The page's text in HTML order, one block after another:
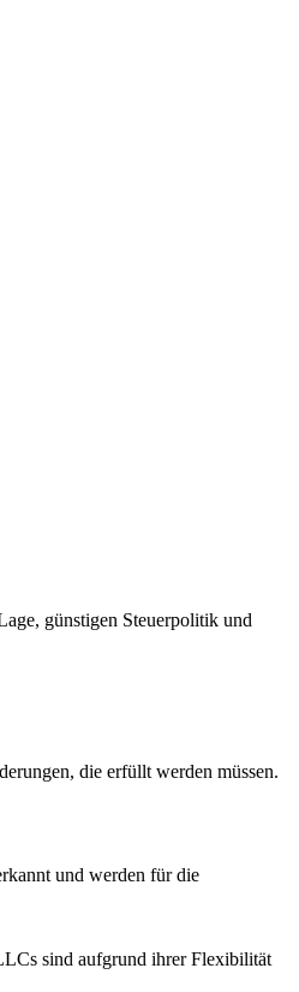
günstigen Steuerpolitik und
die erfüllt werden müssen.
und werden für die
sind aufgrund ihrer Flexibilität